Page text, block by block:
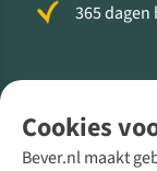
Cookies
Bever.nl maakt
365